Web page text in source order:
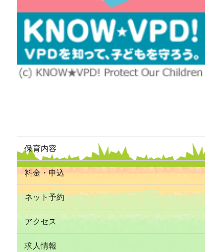
保育内容
料金・申込
ネット予約
アクセス
求人情報